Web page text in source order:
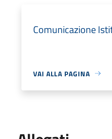
Comunicazione
VAI ALLA PAGINA